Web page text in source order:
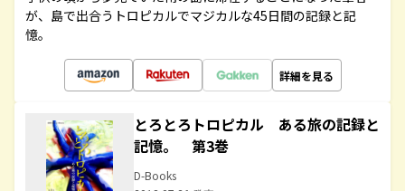
が、島で出合うトロピカルでマジカルな45日間の記録と記
憶。
詳細を見る
とろとろトロピカル ある旅の記録と
記憶。 第3巻
D-Books